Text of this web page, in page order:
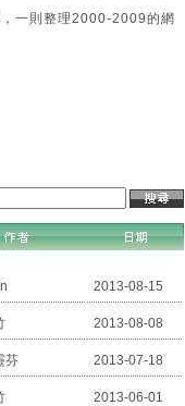
一則整理2000-2009的網
2013-08-15
2013-08-08
芬 2013-07-18
2013-06-01